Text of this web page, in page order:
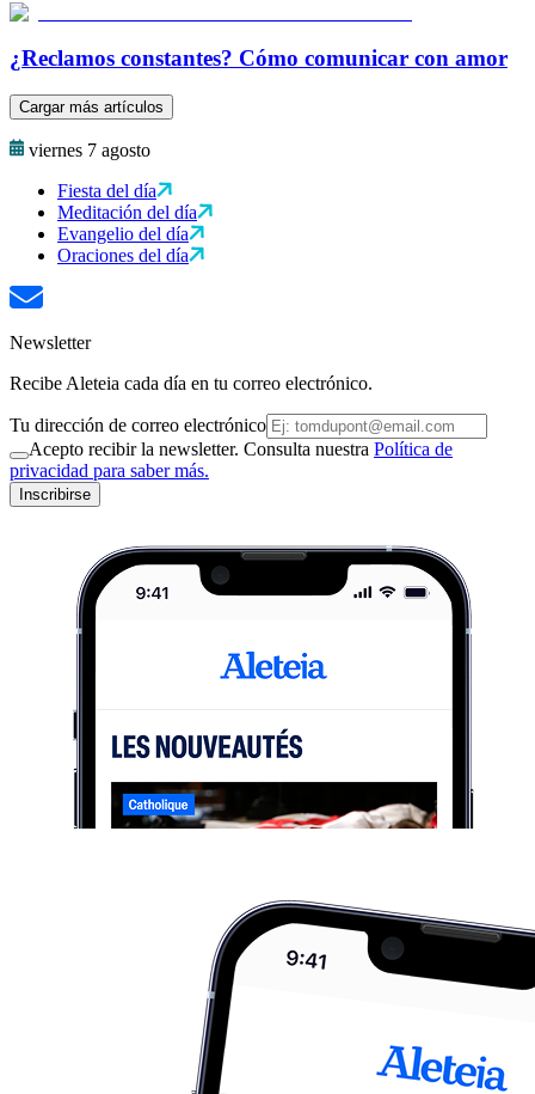
¿Reclamos constantes? Cómo comunicar con amor
Cargar más artículos
viernes 7 agosto
Fiesta del día
Meditación del día
Evangelio del día
Oraciones del día
Newsletter
Recibe Aleteia cada día en tu correo electrónico.
Tu dirección de correo electrónico
Acepto recibir la newsletter. Consulta nuestra Política de
privacidad para saber más.
Inscribirse